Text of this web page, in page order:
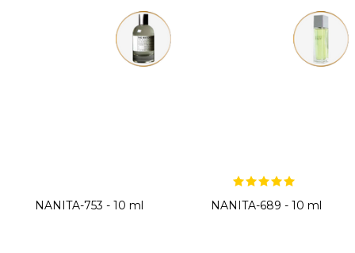
NANITA-753 - 10 ml NANITA-689 - 10 ml